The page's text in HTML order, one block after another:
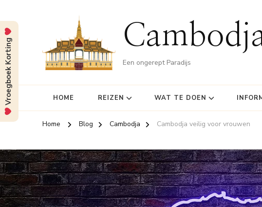
Een ongerept Paradijs
HOME REIZEN WAT TE DOEN
Home Blog Cambodja Cambodja veilig voor vrouwen
Vroegboek Korting